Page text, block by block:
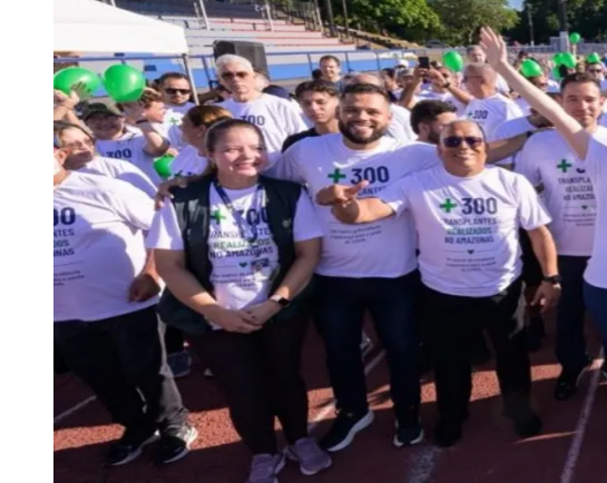
Publicidade Legal
Negócios Regionais
Turismo
Segurança Regional
Hospitais Estaduais
Parques & Represas
Cidades da Região
Santana de ParnaíbaOsasco Carapicuíba JandiraItapeviCotiaPirapora do Bom Jesus
Para Sua Empresa
Anuncie Regional
Guia de Empresas
Vagas na Região Novo
Hub de Negócios
Guia Comercial
Selo Verificado
Portal Educacional
Agenda de Vestibulares
Vagas de Emprego
Concursos